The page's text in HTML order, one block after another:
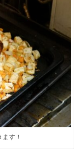
す！